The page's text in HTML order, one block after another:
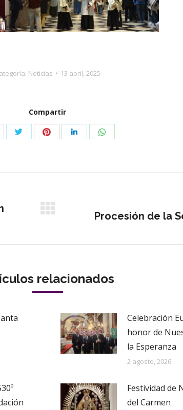
Noticias 13 abril, 2025
Compartir
CompartirCompartirCompartirCompartir
PublicaciónProcesión de la
relacionados
Celebración
honor de
la Esperanza
2 agosto, 2026
Festividad de
del Carmen